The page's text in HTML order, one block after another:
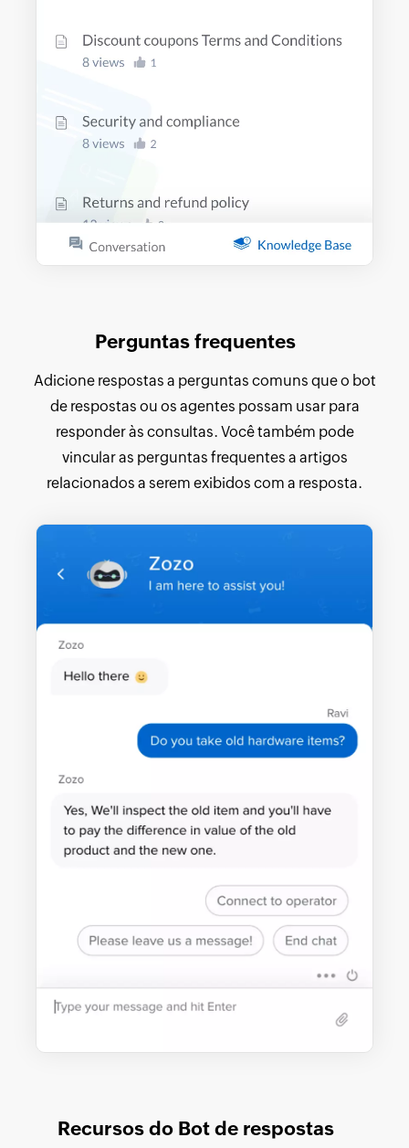
Perguntas frequentes
Adicione respostas a perguntas comuns que o bot
de respostas ou os agentes possam usar para
responder às consultas. Você também pode
vincular as perguntas frequentes a artigos
relacionados a serem exibidos com a resposta.
Recursos do Bot de respostas